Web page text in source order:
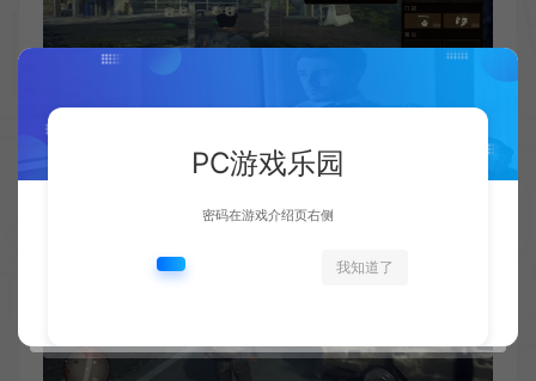
PC游戏乐园
密码在游戏介绍页右侧
我知道了